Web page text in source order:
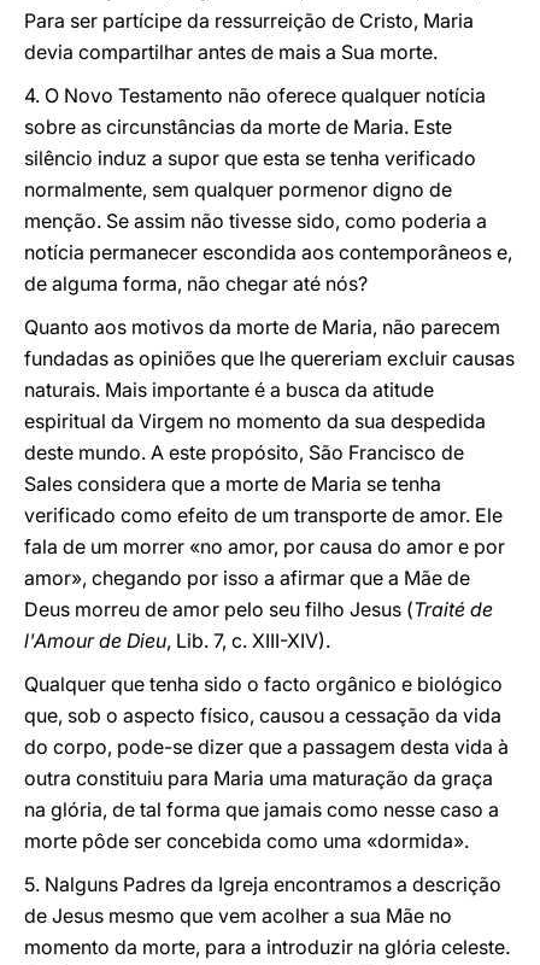
Para ser partícipe da ressurreição de Cristo, Maria
devia compartilhar antes de mais a Sua morte.
4. O Novo Testamento não oferece qualquer notícia
sobre as circunstâncias da morte de Maria. Este
silêncio induz a supor que esta se tenha verificado
normalmente, sem qualquer pormenor digno de
menção. Se assim não tivesse sido, como poderia a
notícia permanecer escondida aos contemporâneos e,
de alguma forma, não chegar até nós?
Quanto aos motivos da morte de Maria, não parecem
fundadas as opiniões que lhe quereriam excluir causas
naturais. Mais importante é a busca da atitude
espiritual da Virgem no momento da sua despedida
deste mundo. A este propósito, São Francisco de
Sales considera que a morte de Maria se tenha
verificado como efeito de um transporte de amor. Ele
fala de um morrer «no amor, por causa do amor e por
amor», chegando por isso a afirmar que a Mãe de
Deus morreu de amor pelo seu filho Jesus (Traité de
l'Amour de Dieu, Lib. 7, c. XIII-XIV).
Qualquer que tenha sido o facto orgânico e biológico
que, sob o aspecto físico, causou a cessação da vida
do corpo, pode-se dizer que a passagem desta vida à
outra constituiu para Maria uma maturação da graça
na glória, de tal forma que jamais como nesse caso a
morte pôde ser concebida como uma «dormida».
5. Nalguns Padres da Igreja encontramos a descrição
de Jesus mesmo que vem acolher a sua Mãe no
momento da morte, para a introduzir na glória celeste.